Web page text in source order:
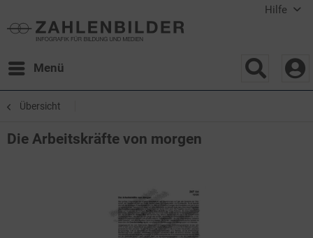
Hilfe
Menü
Übersicht
Die Arbeitskräfte von morgen